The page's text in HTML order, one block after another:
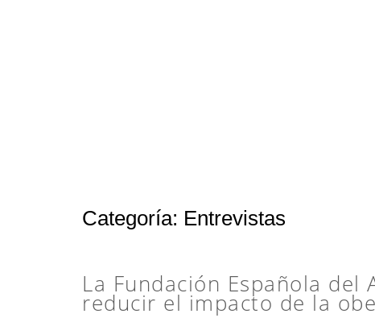
Categoría: Entrevistas
La Fundación Española
reducir el impacto de la